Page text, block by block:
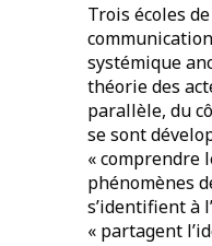
Trois écoles
systémique
théorie des
parallèle, du
se sont
« comprendre
phénomènes
s’identifient à
« partagent